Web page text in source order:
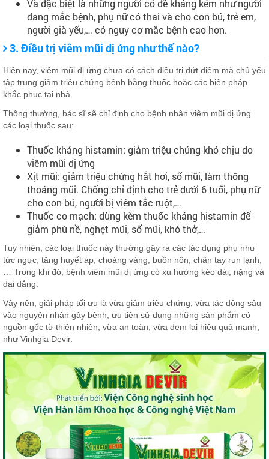
Và đặc biệt là những người có đề kháng kém như người
đang mắc bệnh, phụ nữ có thai và cho con bú, trẻ em,
người già yếu,… có nguy cơ mắc bệnh cao hơn.
3. Điều trị viêm mũi dị ứng như thế nào?
Hiện nay, viêm mũi dị ứng chưa có cách điều trị dứt điểm mà chủ yếu
tập trung giảm triệu chứng bệnh bằng thuốc hoặc các biện pháp
khắc phục tại nhà.
Thông thường, bác sĩ sẽ chỉ định cho bệnh nhân viêm mũi dị ứng
các loại thuốc sau:
Thuốc kháng histamin: giảm triệu chứng khó chịu do
viêm mũi dị ứng
Xịt mũi: giảm triệu chứng hắt hơi, sổ mũi, làm thông
thoáng mũi. Chống chỉ định cho trẻ dưới 6 tuổi, phụ nữ
cho con bú, người bị viêm tắc ruột,…
Thuốc co mạch: dùng kèm thuốc kháng histamin để
giảm phù nề, nghẹt mũi, sổ mũi, khó thở,…
Tuy nhiên, các loại thuốc này thường gây ra các tác dụng phụ như
tức ngực, tăng huyết áp, choáng váng, buồn nôn, chân tay run lạnh,
… Trong khi đó, bệnh viêm mũi dị ứng có xu hướng kéo dài, nặng và
dai dẳng.
Vậy nên, giải pháp tối ưu là vừa giảm triệu chứng, vừa tác động sâu
vào nguyên nhân gây bệnh, ưu tiên sử dụng những sản phẩm có
nguồn gốc từ thiên nhiên, vừa an toàn, vừa đem lại hiệu quả mạnh,
như Vinhgia Devir.